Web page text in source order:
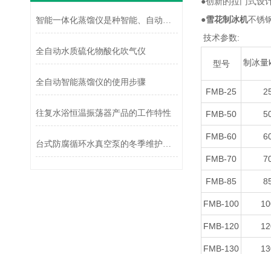
●雪花制冰机不锈
技术参数:
型号 制冰量
FMB-25
FMB-50
FMB-60
FMB-70
FMB-85
FMB-100
FMB-120
FMB-130
智能一体化蒸馏仪是种智能、自动化的设备
全自动水质硫化物酸化吹气仪
全自动智能蒸馏仪的使用步骤
往复水浴恒温振荡器产品的工作特性
台式防腐循环水真空泵的冬季维护说明